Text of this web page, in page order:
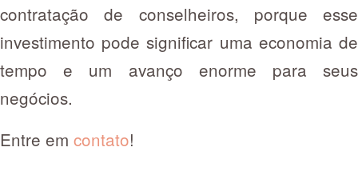
contratação de conselheiros, porque esse
investimento pode significar uma economia de
tempo e um avanço enorme para seus
negócios.
Entre em contato!